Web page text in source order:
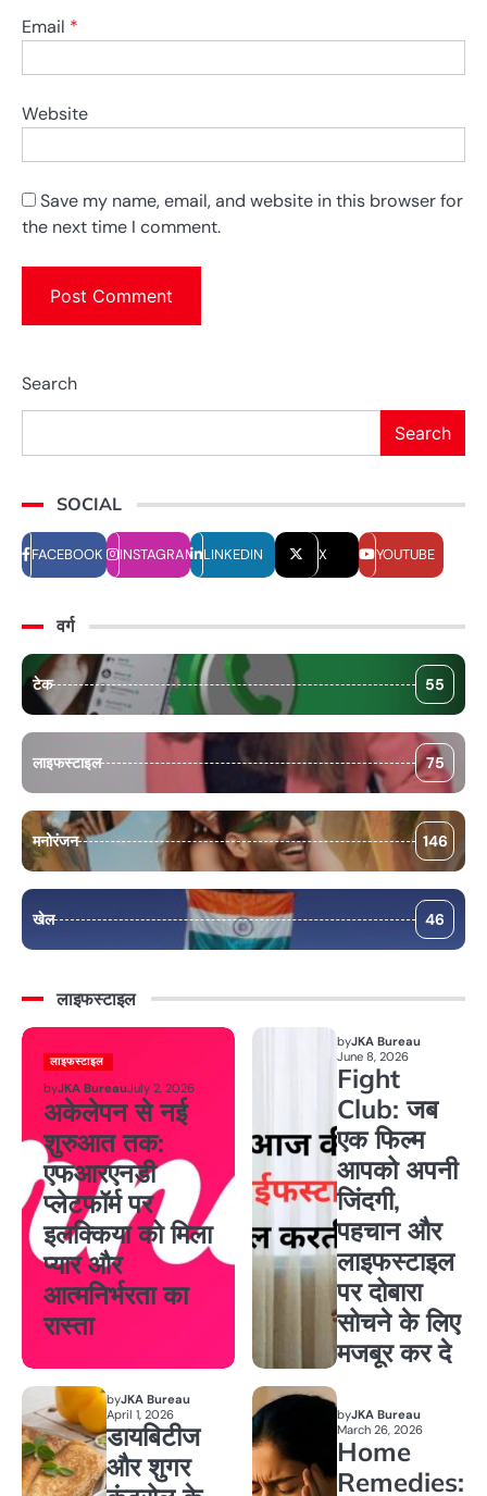
Email *
Website
Save my name, email, and website in this browser for
the next time I comment.
Search
Search
SOCIAL
FACEBOOK INSTAGRAM LINKEDIN X YOUTUBE
वर्ग
टेक 55
लाइफस्टाइल 75
मनोरंजन 146
खेल 46
लाइफस्टाइल
लाइफस्टाइल
byJKA BureauJuly 2, 2026
अकेलेपन से नई
शुरुआत तक:
एफआरएनडी
प्लेटफॉर्म पर
इलक्किया को मिला
प्यार और
आत्मनिर्भरता का
रास्ता
byJKA Bureau
June 8, 2026
Fight
Club: जब
एक फिल्म
आपको अपनी
जिंदगी,
पहचान और
लाइफस्टाइल
पर दोबारा
सोचने के लिए
मजबूर कर दे
byJKA Bureau
April 1, 2026
डायबिटीज
और शुगर
byJKA Bureau
March 26, 2026
Home
Remedies: